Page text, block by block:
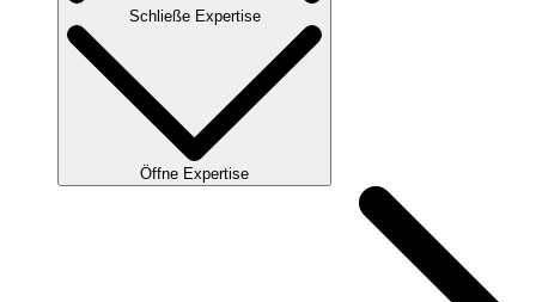
Schließe Expertise
Öffne Expertise